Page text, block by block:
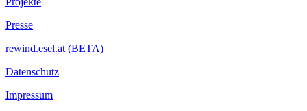
Presse
rewind.esel.at (BETA)
Datenschutz
Impressum